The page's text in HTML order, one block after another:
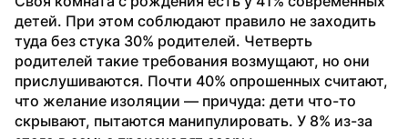
детей. При этом соблюдают правило не заходить
туда без стука 30% родителей. Четверть
родителей такие требования возмущают, но они
прислушиваются. Почти 40% опрошенных считают,
что желание изоляции — причуда: дети что-то
скрывают, пытаются манипулировать. У 8% из-за